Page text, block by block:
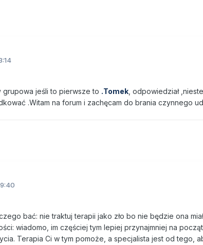
grupowa jeśli to pierwsze to .Tomek , odpowiedział
.Witam na forum i zachęcam do brania czynnego
czego bać: nie traktuj terapii jako zło bo nie będzie ona
wiadomo, im częściej tym lepiej przynajmniej na
Terapia Ci w tym pomoże, a specjalista jest od tego,